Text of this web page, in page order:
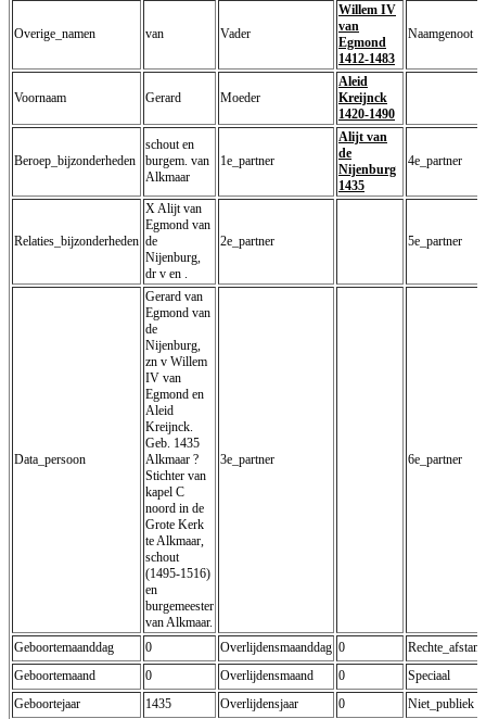
Overige_namen van Vader
Willem IV
van
Egmond
1412-1483
Naamgenoot
Voornaam Gerard Moeder
Aleid
Kreijnck
1420-1490
Beroep_bijzonderheden
schout en
burgem. van
Alkmaar
1e_partner
Alijt van
de
Nijenburg
1435
4e_partner
Relaties_bijzonderheden
X Alijt van
Egmond van
de
Nijenburg,
dr v en .
2e_partner 5e_partner
Data_persoon
Gerard van
Egmond van
de
Nijenburg,
zn v Willem
IV van
Egmond en
Aleid
Kreijnck.
Geb. 1435
Alkmaar ?
Stichter van
kapel C
noord in de
Grote Kerk
te Alkmaar,
schout
(1495-1516)
en
burgemeester
van Alkmaar.
3e_partner 6e_partner
Geboortemaanddag 0 Overlijdensmaanddag 0
Geboortemaand
0 Overlijdensmaand 0
Speciaal
Geboortejaar
1435 Overlijdensjaar 0 Niet_publiek